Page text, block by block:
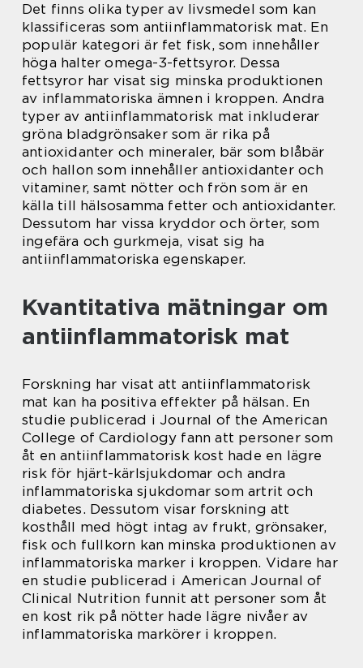
Det finns olika typer av livsmedel som kan
klassificeras som antiinflammatorisk mat. En
populär kategori är fet fisk, som innehåller
höga halter omega-3-fettsyror. Dessa
fettsyror har visat sig minska produktionen
av inflammatoriska ämnen i kroppen. Andra
typer av antiinflammatorisk mat inkluderar
gröna bladgrönsaker som är rika på
antioxidanter och mineraler, bär som blåbär
och hallon som innehåller antioxidanter och
vitaminer, samt nötter och frön som är en
källa till hälsosamma fetter och antioxidanter.
Dessutom har vissa kryddor och örter, som
ingefära och gurkmeja, visat sig ha
antiinflammatoriska egenskaper.
Kvantitativa mätningar om
antiinflammatorisk mat
Forskning har visat att antiinflammatorisk
mat kan ha positiva effekter på hälsan. En
studie publicerad i Journal of the American
College of Cardiology fann att personer som
åt en antiinflammatorisk kost hade en lägre
risk för hjärt-kärlsjukdomar och andra
inflammatoriska sjukdomar som artrit och
diabetes. Dessutom visar forskning att
kosthåll med högt intag av frukt, grönsaker,
fisk och fullkorn kan minska produktionen av
inflammatoriska marker i kroppen. Vidare har
en studie publicerad i American Journal of
Clinical Nutrition funnit att personer som åt
en kost rik på nötter hade lägre nivåer av
inflammatoriska markörer i kroppen.